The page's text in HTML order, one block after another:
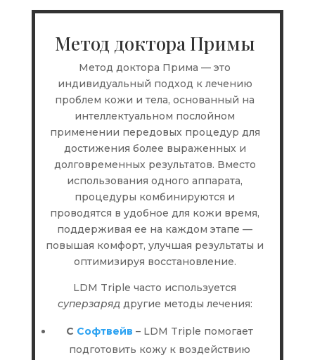
Метод доктора Примы
Метод доктора Прима — это
индивидуальный подход к лечению
проблем кожи и тела, основанный на
интеллектуальном послойном
применении передовых процедур для
достижения более выраженных и
долговременных результатов. Вместо
использования одного аппарата,
процедуры комбинируются и
проводятся в удобное для кожи время,
поддерживая ее на каждом этапе —
повышая комфорт, улучшая результаты и
оптимизируя восстановление.
LDM Triple часто используется
суперзаряддругие методы лечения:
С Софтвейв – LDM Triple помогает
подготовить кожу к воздействию